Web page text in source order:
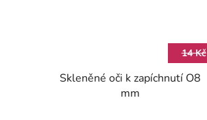
14 Kč
Skleněné oči k zapíchnutí O8
mm